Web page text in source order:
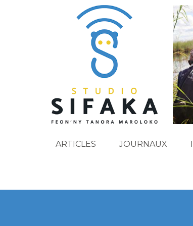
ARTICLES JOURNAUX